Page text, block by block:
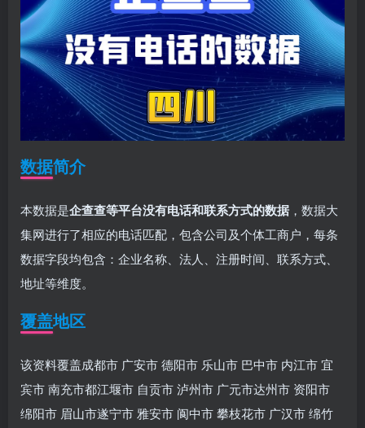
数据简介
本数据是企查查等平台没有电话和联系方式的数据 ，数据大
集网进行了相应的电话匹配，包含公司及个体工商户，每条
数据字段均包含：企业名称、法人、注册时间、联系方式、
地址等维度。
覆盖地区
该资料覆盖成都市 广安市 德阳市 乐山市 巴中市 内江市 宜
宾市 南充市都江堰市 自贡市 泸州市 广元市达州市 资阳市
绵阳市 眉山市遂宁市 雅安市 阆中市 攀枝花市 广汉市 绵竹